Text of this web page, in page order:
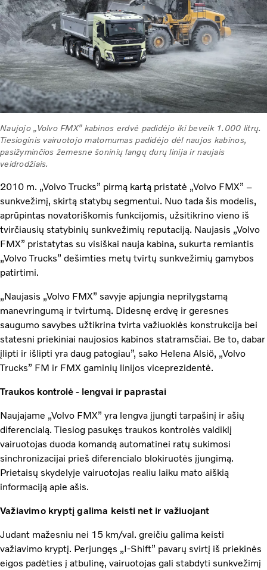
Naujojo „Volvo FMX” kabinos erdvė padidėjo iki beveik 1.000 litrų.
Tiesioginis vairuotojo matomumas padidėjo dėl naujos kabinos,
pasižyminčios žemesne šoninių langų durų linija ir naujais
veidrodžiais.
2010 m. „Volvo Trucks” pirmą kartą pristatė „Volvo FMX” –
sunkvežimį, skirtą statybų segmentui. Nuo tada šis modelis,
aprūpintas novatoriškomis funkcijomis, užsitikrino vieno iš
tvirčiausių statybinių sunkvežimių reputaciją. Naujasis „Volvo
FMX” pristatytas su visiškai nauja kabina, sukurta remiantis
„Volvo Trucks” dešimties metų tvirtų sunkvežimių gamybos
patirtimi.
„Naujasis „Volvo FMX” savyje apjungia neprilygstamą
manevringumą ir tvirtumą. Didesnę erdvę ir geresnes
saugumo savybes užtikrina tvirta važiuoklės konstrukcija bei
statesni priekiniai naujosios kabinos statramsčiai. Be to, dabar
įlipti ir išlipti yra daug patogiau”, sako Helena Alsiö, „Volvo
Trucks” FM ir FMX gaminių linijos viceprezidentė.
Traukos kontrolė - lengvai ir paprastai
Naujajame „Volvo FMX” yra lengva įjungti tarpašinį ir ašių
diferencialą. Tiesiog pasukęs traukos kontrolės valdiklį
vairuotojas duoda komandą automatinei ratų sukimosi
sinchronizacijai prieš diferencialo blokiruotės įjungimą.
Prietaisų skydelyje vairuotojas realiu laiku mato aiškią
informaciją apie ašis.
Važiavimo kryptį galima keisti net ir važiuojant
Judant mažesniu nei 15 km/val. greičiu galima keisti
važiavimo kryptį. Perjungęs „I-Shift” pavarų svirtį iš priekinės
eigos padėties į atbulinę, vairuotojas gali stabdyti sunkvežimį